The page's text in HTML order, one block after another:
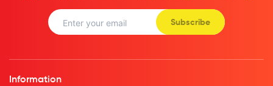
Subscribe
Information